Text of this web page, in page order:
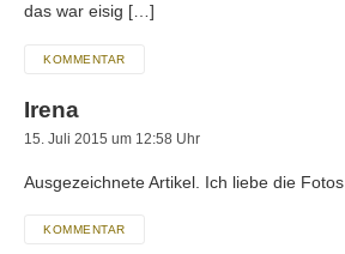
das war eisig […]
KOMMENTAR
Irena
15. Juli 2015 um 12:58 Uhr
Ausgezeichnete Artikel. Ich liebe die Fotos
KOMMENTAR